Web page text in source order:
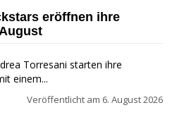
eröffnen ihre
Torresani starten ihre
einem...
Veröffentlicht am 6. August 2026